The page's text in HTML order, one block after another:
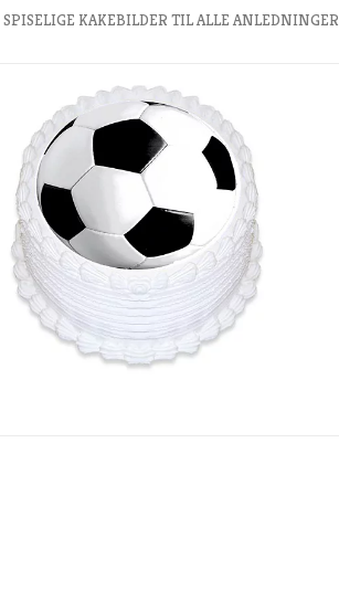
SPISELIGE KAKEBILDER TIL ALLE ANLEDNINGER